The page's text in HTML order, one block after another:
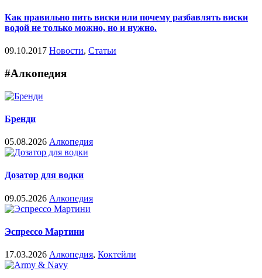
Как правильно пить виски или почему разбавлять виски
водой не только можно, но и нужно.
09.10.2017 Новости, Статьи
#Алкопедия
Бренди
05.08.2026 Алкопедия
Дозатор для водки
09.05.2026 Алкопедия
Эспрессо Мартини
17.03.2026 Алкопедия, Коктейли